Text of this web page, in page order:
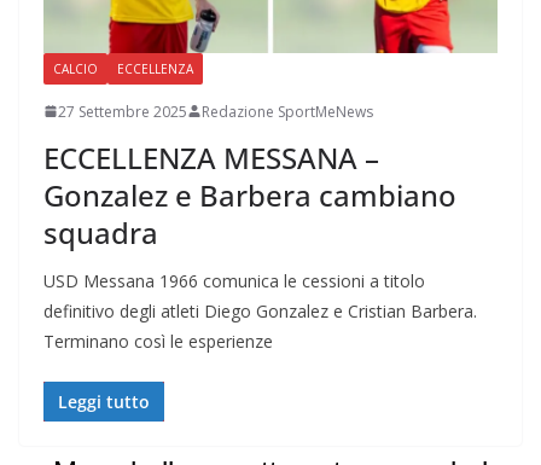
CALCIO ECCELLENZA
27 Settembre 2025 Redazione SportMeNews
ECCELLENZA MESSANA –
Gonzalez e Barbera cambiano
squadra
USD Messana 1966 comunica le cessioni a titolo
definitivo degli atleti Diego Gonzalez e Cristian Barbera.
Terminano così le esperienze
Leggi tutto